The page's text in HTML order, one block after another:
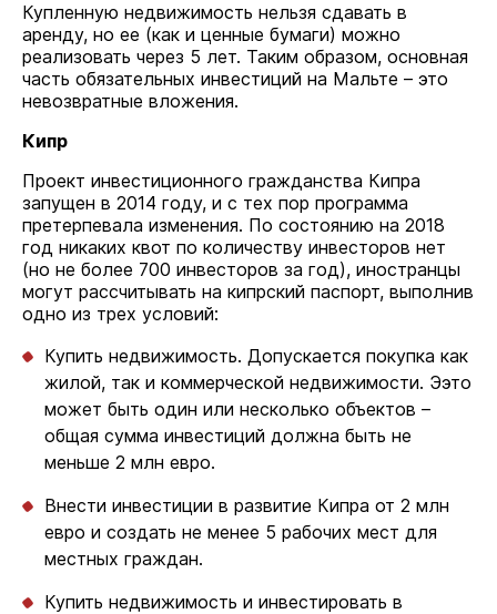
Купленную недвижимость нельзя сдавать в
аренду, но ее (как и ценные бумаги) можно
реализовать через 5 лет. Таким образом, основная
часть обязательных инвестиций на Мальте – это
невозвратные вложения.
Кипр
Проект инвестиционного гражданства Кипра
запущен в 2014 году, и с тех пор программа
претерпевала изменения. По состоянию на 2018
год никаких квот по количеству инвесторов нет
(но не более 700 инвесторов за год), иностранцы
могут рассчитывать на кипрский паспорт, выполнив
одно из трех условий:
Купить недвижимость. Допускается покупка как
жилой, так и коммерческой недвижимости. Ээто
может быть один или несколько объектов –
общая сумма инвестиций должна быть не
меньше 2 млн евро.
Внести инвестиции в развитие Кипра от 2 млн
евро и создать не менее 5 рабочих мест для
местных граждан.
Купить недвижимость и инвестировать в